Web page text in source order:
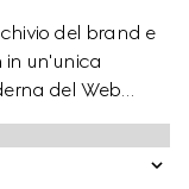
del brand e
in un'unica
del Web
che mette in
è